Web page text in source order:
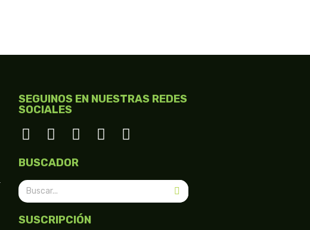
SEGUINOS EN NUESTRAS REDES
SOCIALES
BUSCADOR
SUSCRIPCIÓN